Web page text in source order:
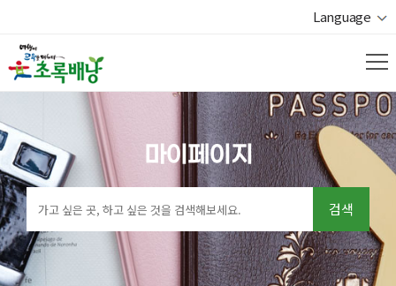
Language
마이페이지
검색